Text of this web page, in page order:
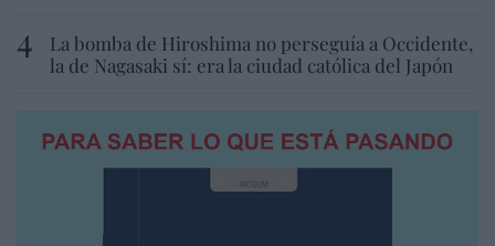
La bomba de Hiroshima no perseguía a Occidente,
la de Nagasaki sí: era la ciudad católica del Japón